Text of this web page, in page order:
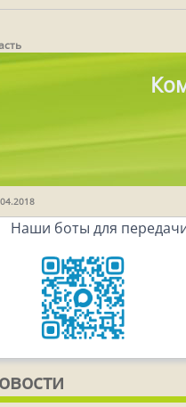
Наши боты для